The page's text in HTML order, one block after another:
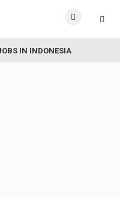
IN INDONESIA